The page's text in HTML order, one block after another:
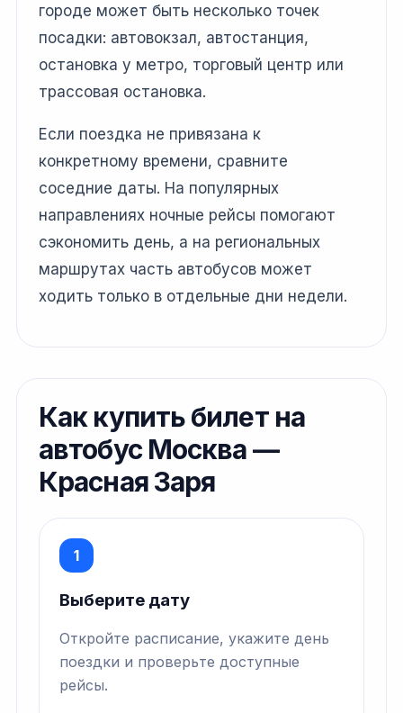
городе может быть несколько точек
посадки: автовокзал, автостанция,
остановка у метро, торговый центр или
трассовая остановка.
Если поездка не привязана к
конкретному времени, сравните
соседние даты. На популярных
направлениях ночные рейсы помогают
сэкономить день, а на региональных
маршрутах часть автобусов может
ходить только в отдельные дни недели.
Как купить билет на
автобус Москва —
Красная Заря
1
Выберите дату
Откройте расписание, укажите день
поездки и проверьте доступные
рейсы.